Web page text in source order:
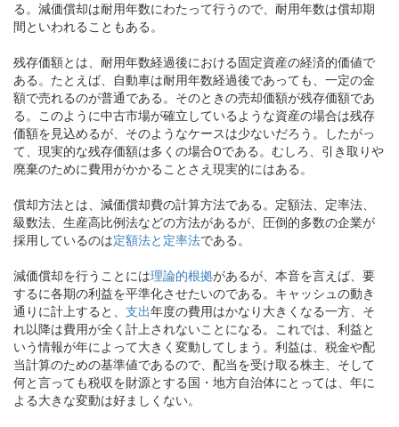
る。減価償却は耐用年数にわたって行うので、耐用年数は償却期
間といわれることもある。
残存価額とは、耐用年数経過後における固定資産の経済的価値で
ある。たとえば、自動車は耐用年数経過後であっても、一定の金
額で売れるのが普通である。そのときの売却価額が残存価額であ
る。このように中古市場が確立しているような資産の場合は残存
価額を見込めるが、そのようなケースは少ないだろう。したがっ
て、現実的な残存価額は多くの場合0である。むしろ、引き取りや
廃棄のために費用がかかることさえ現実的にはある。
償却方法とは、減価償却費の計算方法である。定額法、定率法、
級数法、生産高比例法などの方法があるが、圧倒的多数の企業が
採用しているのは定額法と定率法である。
減価償却を行うことには理論的根拠があるが、本音を言えば、要
するに各期の利益を平準化させたいのである。キャッシュの動き
通りに計上すると、 支出年度の費用はかなり大きくなる一方、そ
れ以降は費用が全く計上されないことになる。これでは、利益と
いう情報が年によって大きく変動してしまう。利益は、税金や配
当計算のための基準値であるので、配当を受け取る株主、そして
何と言っても税収を財源とする国・地方自治体にとっては、年に
よる大きな変動は好ましくない。